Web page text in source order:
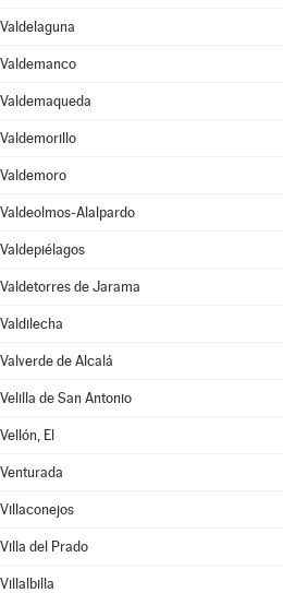
Valdelaguna
Valdemanco
Valdemaqueda
Valdemorillo
Valdemoro
Valdeolmos-Alalpardo
Valdepiélagos
Valdetorres de Jarama
Valdilecha
Valverde de Alcalá
Velilla de San Antonio
Vellón, El
Venturada
Villaconejos
Villa del Prado
Villalbilla